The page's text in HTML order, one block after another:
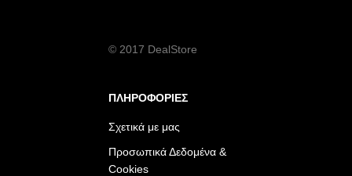
© 2017 DealStore
ΠΛΗΡΟΦΟΡΙΕΣ
Σχετικά με μας
Προσωπικά Δεδομένα &
Cookies